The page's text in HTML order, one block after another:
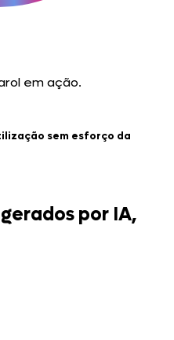
em ação.
sem esforço da
por IA,